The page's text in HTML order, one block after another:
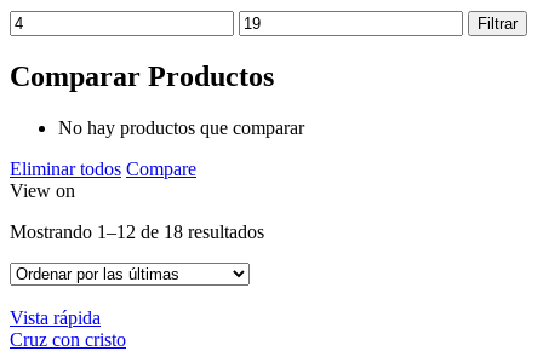
Filtrar
Comparar Productos
No hay productos que comparar
Eliminar todos Compare
View on
Mostrando 1–12 de 18 resultados
Vista rápida
Cruz con cristo